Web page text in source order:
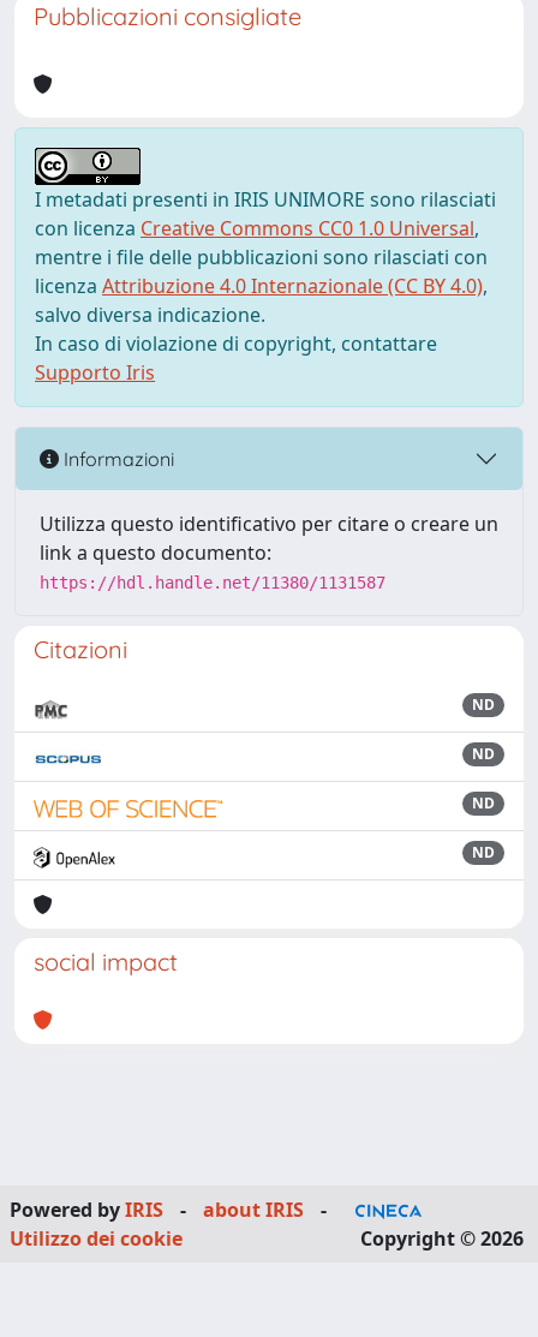
Pubblicazioni consigliate
I metadati presenti in IRIS UNIMORE sono rilasciati
con licenza Creative Commons CC0 1.0 Universal,
mentre i file delle pubblicazioni sono rilasciati con
licenza Attribuzione 4.0 Internazionale (CC BY 4.0),
salvo diversa indicazione.
In caso di violazione di copyright, contattare
Supporto Iris
Informazioni
Utilizza questo identificativo per citare o creare un
link a questo documento:
https://hdl.handle.net/11380/1131587
Citazioni
ND
ND
ND
ND
social impact
Powered byIRIS - about IRIS
-
Utilizzo dei cookie
Copyright © 2026